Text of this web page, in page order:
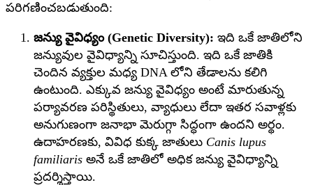
పరిగణించబడుతుంది:
జన్యు వైవిధ్యం (Genetic Diversity): ఇది ఒకే జాతిలోని
జన్యువుల వైవిధ్యాన్ని సూచిస్తుంది. ఇది ఒకే జాతికి
చెందిన వ్యక్తుల మధ్య DNA లోని తేడాలను కలిగి
ఉంటుంది. ఎక్కువ జన్యు వైవిధ్యం అంటే మారుతున్న
పర్యావరణ పరిస్థితులు, వ్యాధులు లేదా ఇతర సవాళ్లకు
అనుగుణంగా జనాభా మెరుగ్గా సిద్ధంగా ఉందని అర్థం.
ఉదాహరణకు, వివిధ కుక్క జాతులు Canis lupus
familiaris అనే ఒకే జాతిలో అధిక జన్యు వైవిధ్యాన్ని
ప్రదర్శిస్తాయి.